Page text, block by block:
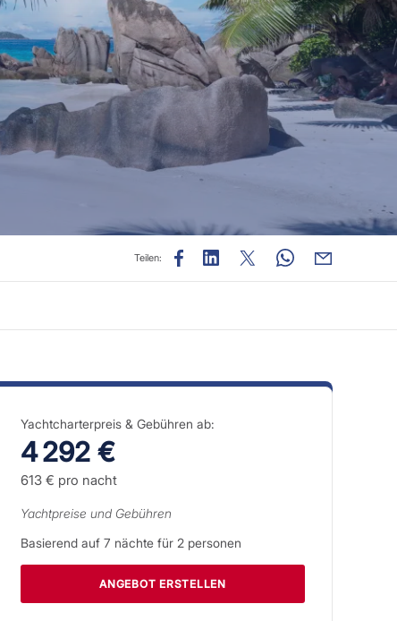
Teilen:
Yachtcharterpreis & Gebühren ab:
4 292 €
613 € pro nacht
Yachtpreise und Gebühren
Basierend auf 7 nächte für 2 personen
ANGEBOT ERSTELLEN